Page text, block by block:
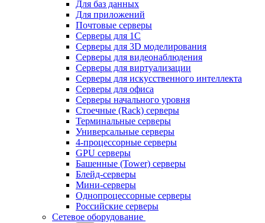
Для баз данных
Для приложений
Почтовые серверы
Серверы для 1С
Серверы для 3D моделирования
Серверы для видеонаблюдения
Серверы для виртуализации
Серверы для искусственного интеллекта
Серверы для офиса
Серверы начального уровня
Стоечные (Rack) серверы
Терминальные серверы
Универсальные серверы
4-процессорные серверы
GPU серверы
Башенные (Tower) серверы
Блейд-серверы
Мини-серверы
Однопроцессорные серверы
Российские серверы
Сетевое оборудование